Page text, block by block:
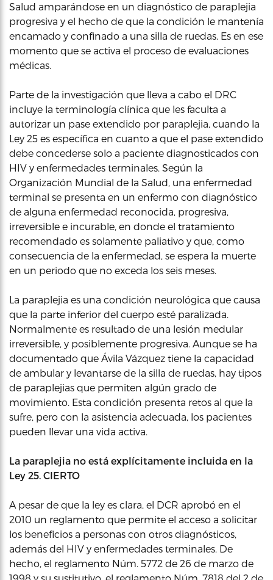
Salud amparándose en un diagnóstico de paraplejia
progresiva y el hecho de que la condición le mantenía
encamado y confinado a una silla de ruedas. Es en ese
momento que se activa el proceso de evaluaciones
médicas.
Parte de la investigación que lleva a cabo el DRC
incluye la terminología clínica que les faculta a
autorizar un pase extendido por paraplejia, cuando la
Ley 25 es específica en cuanto a que el pase extendido
debe concederse solo a paciente diagnosticados con
HIV y enfermedades terminales. Según la
Organización Mundial de la Salud, una enfermedad
terminal se presenta en un enfermo con diagnóstico
de alguna enfermedad reconocida, progresiva,
irreversible e incurable, en donde el tratamiento
recomendado es solamente paliativo y que, como
consecuencia de la enfermedad, se espera la muerte
en un periodo que no exceda los seis meses.
La paraplejia es una condición neurológica que causa
que la parte inferior del cuerpo esté paralizada.
Normalmente es resultado de una lesión medular
irreversible, y posiblemente progresiva. Aunque se ha
documentado que Ávila Vázquez tiene la capacidad
de ambular y levantarse de la silla de ruedas, hay tipos
de paraplejias que permiten algún grado de
movimiento. Esta condición presenta retos al que la
sufre, pero con la asistencia adecuada, los pacientes
pueden llevar una vida activa.
La paraplejia no está explícitamente incluida en la
Ley 25. CIERTO
A pesar de que la ley es clara, el DCR aprobó en el
2010 un reglamento que permite el acceso a solicitar
los beneficios a personas con otros diagnósticos,
además del HIV y enfermedades terminales. De
hecho, el reglamento Núm. 5772 de 26 de marzo de